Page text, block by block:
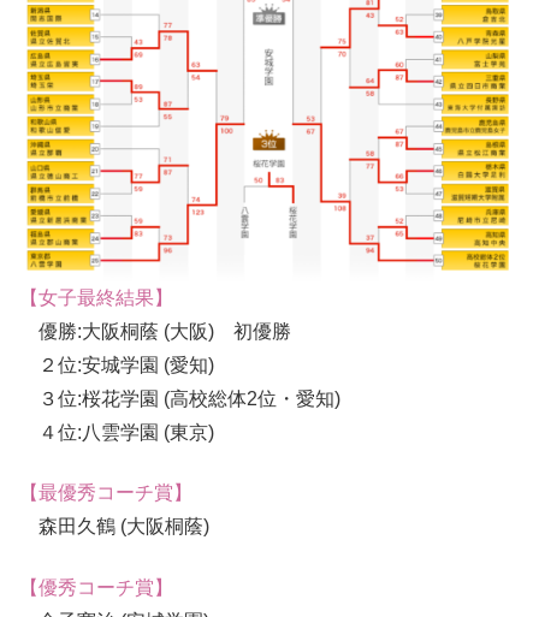
【女子最終結果】
優勝:大阪桐蔭 (大阪) 初優勝
２位:安城学園 (愛知)
３位:桜花学園 (高校総体2位・愛知)
４位:八雲学園 (東京)
【最優秀コーチ賞】
森田久鶴 (大阪桐蔭)
【優秀コーチ賞】